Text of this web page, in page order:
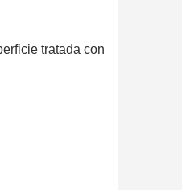
tratada con